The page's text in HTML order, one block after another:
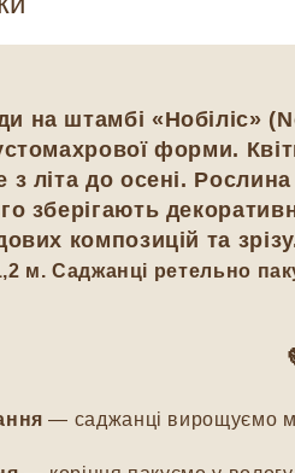
на штамбі «Нобіліс»
форми.
з літа до осені.
зберігають
композицій та
м. Саджанці ретельно
— саджанці вирощуємо ми